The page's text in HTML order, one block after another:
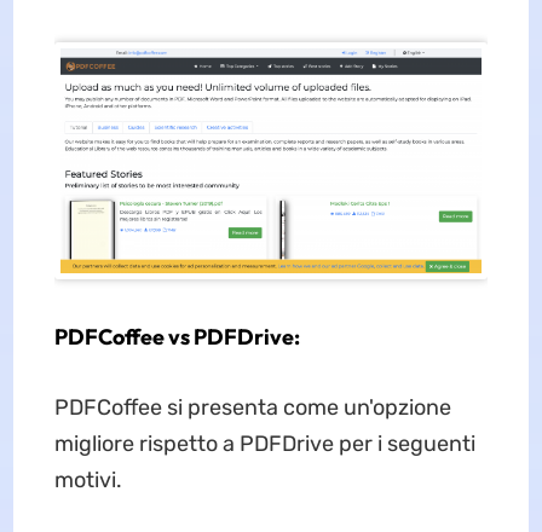
PDFCoffee vs PDFDrive:
PDFCoffee si presenta come un'opzione
migliore rispetto a PDFDrive per i seguenti
motivi.